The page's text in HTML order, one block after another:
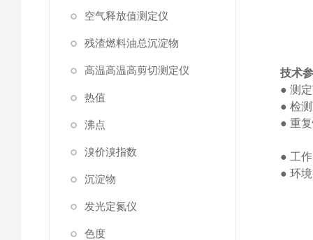
空气释放值测定仪
残渣燃料油总沉淀物
高温高温高剪切测定仪
热值
沸点
溴价溴指数
沉淀物
发光定氮仪
色度
技术
● 测
● 检
● 重
● 工
● 环